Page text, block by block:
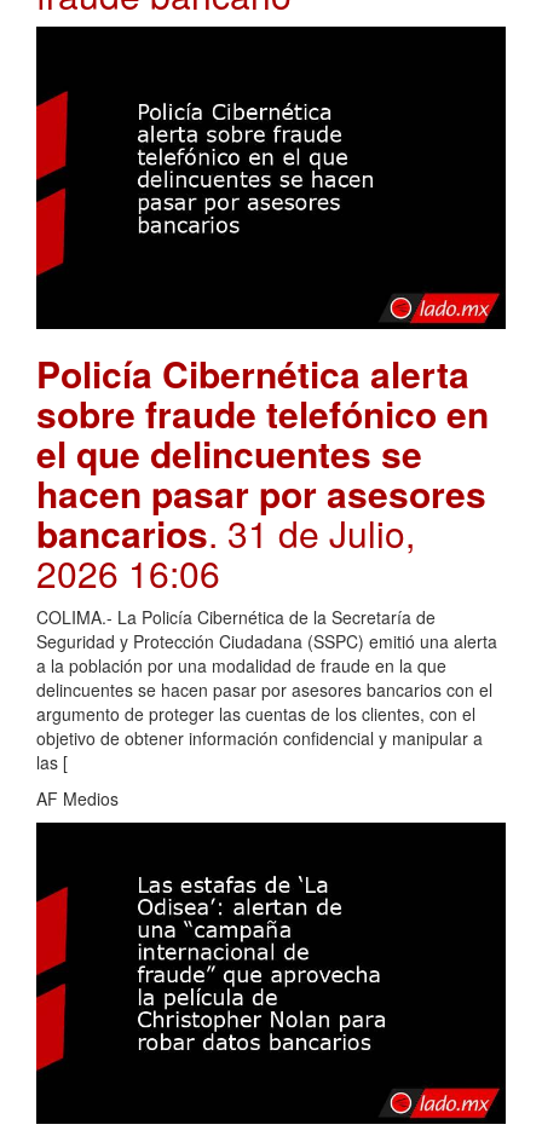
Policía Cibernética alerta
sobre fraude telefónico en
el que delincuentes se
hacen pasar por asesores
bancarios. 31 de Julio,
2026 16:06
COLIMA.- La Policía Cibernética de la Secretaría de
Seguridad y Protección Ciudadana (SSPC) emitió una alerta
a la población por una modalidad de fraude en la que
delincuentes se hacen pasar por asesores bancarios con el
argumento de proteger las cuentas de los clientes, con el
objetivo de obtener información confidencial y manipular a
las [
AF Medios